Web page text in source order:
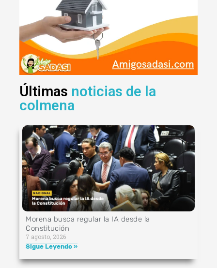
Últimas noticias de la
colmena
Morena busca regular la IA desde la
Constitución
7 agosto, 2026
Sigue Leyendo »